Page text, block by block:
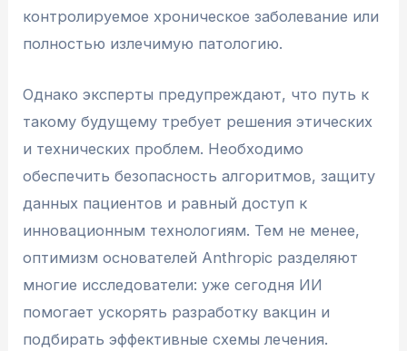
контролируемое хроническое заболевание или
полностью излечимую патологию.
Однако эксперты предупреждают, что путь к
такому будущему требует решения этических
и технических проблем. Необходимо
обеспечить безопасность алгоритмов, защиту
данных пациентов и равный доступ к
инновационным технологиям. Тем не менее,
оптимизм основателей Anthropic разделяют
многие исследователи: уже сегодня ИИ
помогает ускорять разработку вакцин и
подбирать эффективные схемы лечения.